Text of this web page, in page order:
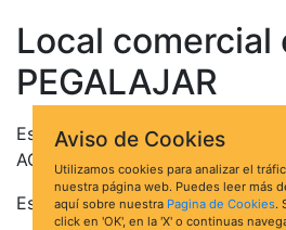
Aviso de Cookies
Utilizamos cookies para analizar el
nuestra página web. Puedes leer más
aquí sobre nuestra Pagina de Cookies.
click en 'OK', en la 'X' o continuas
Local comercial
PEGALAJAR
Este bien se encuentra en la
AGRAMADEROS 13 BJ L2,
Está valorado en 35.944,46 €